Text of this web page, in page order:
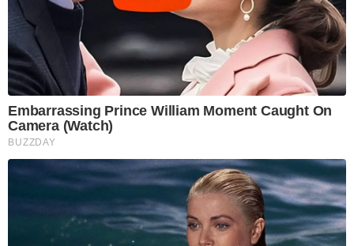
Embarrassing Prince William Moment Caught On
Camera (Watch)
BUZZDAY